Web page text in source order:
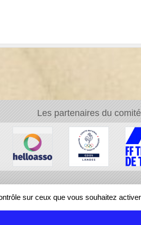
Les partenaires du comité
sur ceux que vous souhaitez activer